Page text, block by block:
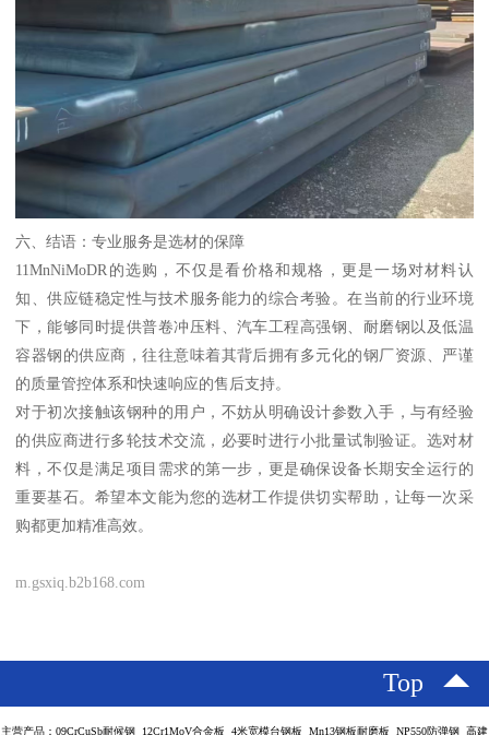
六、结语：专业服务是选材的保障
11MnNiMoDR的选购，不仅是看价格和规格，更是一场对材料认
知、供应链稳定性与技术服务能力的综合考验。在当前的行业环境
下，能够同时提供普卷冲压料、汽车工程高强钢、耐磨钢以及低温
容器钢的供应商，往往意味着其背后拥有多元化的钢厂资源、严谨
的质量管控体系和快速响应的售后支持。
对于初次接触该钢种的用户，不妨从明确设计参数入手，与有经验
的供应商进行多轮技术交流，必要时进行小批量试制验证。选对材
料，不仅是满足项目需求的第一步，更是确保设备长期安全运行的
重要基石。希望本文能为您的选材工作提供切实帮助，让每一次采
购都更加精准高效。
m.gsxiq.b2b168.com
Top
主营产品：09CrCuSb耐候钢 12Cr1MoV合金板 4米宽模台钢板 Mn13钢板耐磨板 NP550防弹钢 高建